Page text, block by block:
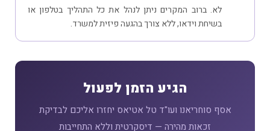
לא. ברוב המקרים ניתן לנהל את כל התהליך בטלפון או
בשיחת וידאו, ללא צורך בהגעה פיזית למשרד.
הגיע הזמן לפעול
אסף סוחריאנו ועו"ד טל אטיאס יחזרו אליכם לבדיקת
זכאות מהירה — דיסקרטית וללא התחייבות